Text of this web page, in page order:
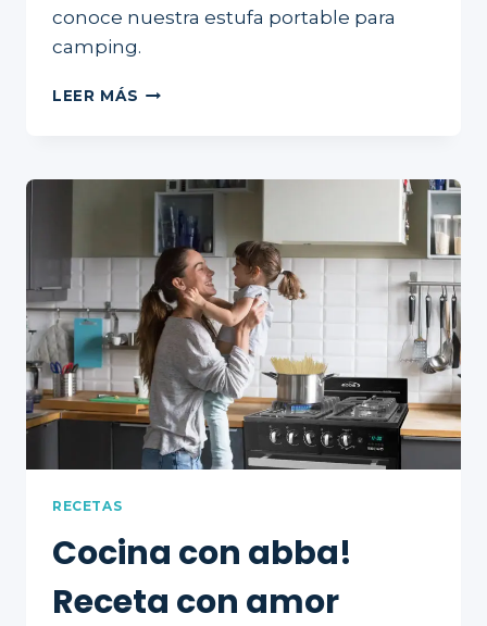
conoce nuestra estufa portable para
camping.
LEER MÁS PICNIC
ABBA
RECETAS
Cocina con abba!
Receta con amor